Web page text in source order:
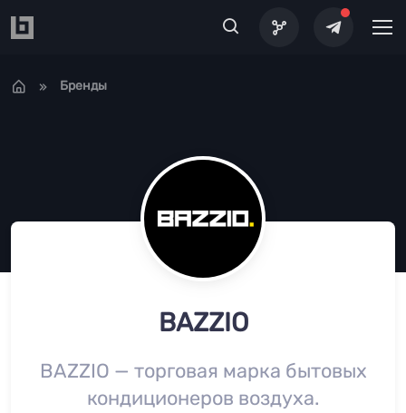
Бренды
BAZZIO
BAZZIO — торговая марка бытовых
кондиционеров воздуха.